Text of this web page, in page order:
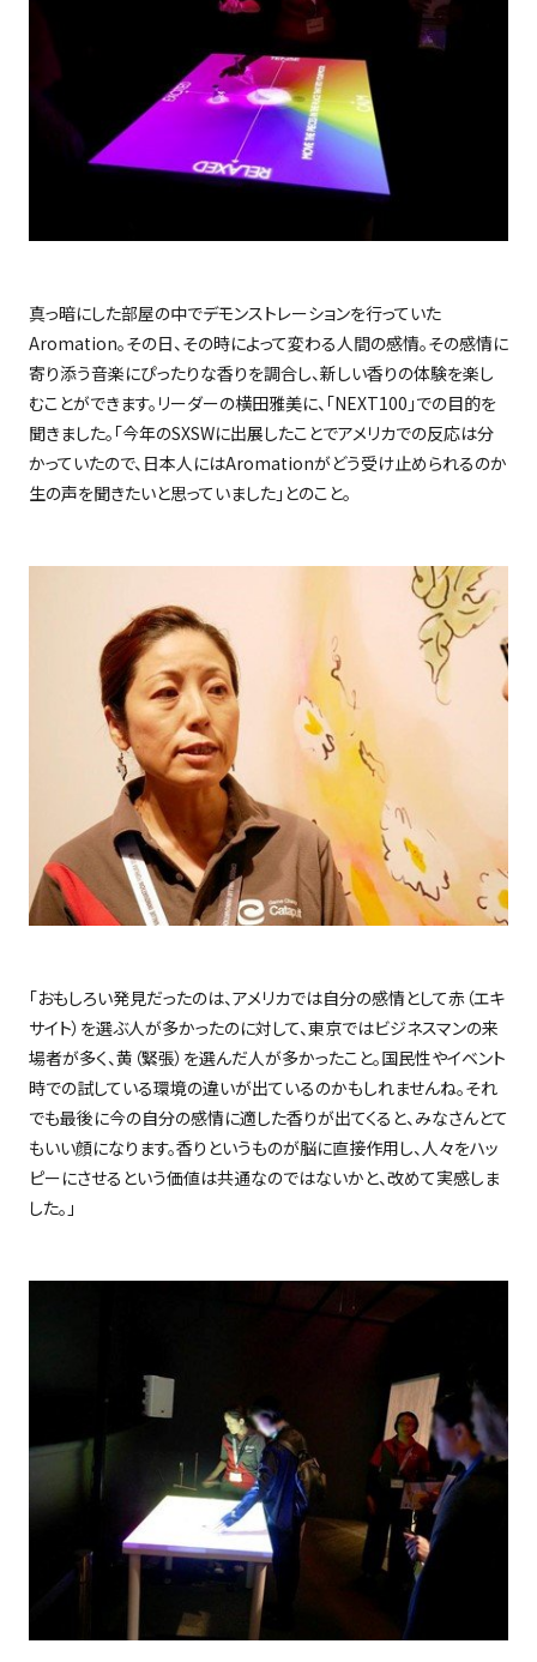
真っ暗にした部屋の中でデモンストレーションを行っていた
Aromation。その日、その時によって変わる人間の感情。その感情に
寄り添う音楽にぴったりな香りを調合し、新しい香りの体験を楽し
むことができます。リーダーの横田雅美に、「NEXT100 」での目的を
聞きました。「今年のSXSWに出展したことでアメリカでの反応は分
かっていたので、日本人にはAromationがどう受け止められるのか
生の声を聞きたいと思っていました」とのこと。
「おもしろい発見だったのは、アメリカでは自分の感情として赤（エキ
サイト）を選ぶ人が多かったのに対して、東京ではビジネスマンの来
場者が多く、黄（緊張）を選んだ人が多かったこと。国民性やイベント
時での試している環境の違いが出ているのかもしれませんね。それ
でも最後に今の自分の感情に適した香りが出てくると、みなさんとて
もいい顔になります。香りというものが脳に直接作用し、人々をハッ
ピーにさせるという価値は共通なのではないかと、改めて実感しま
した。」